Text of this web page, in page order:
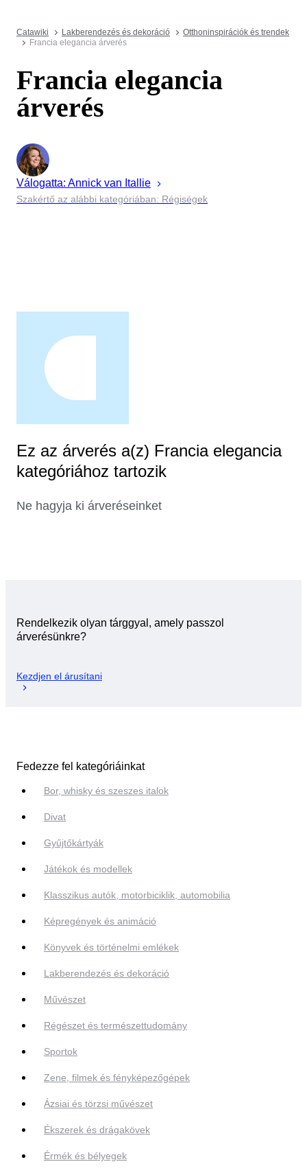
Catawiki Lakberendezés és dekoráció
Otthoninspirációk és trendek
Francia elegancia árverés
Francia elegancia
árverés
Válogatta: Annick van Itallie
Szakértő az alábbi kategóriában: Régiségek
Ez az árverés a(z) Francia elegancia
kategóriához tartozik
Ne hagyja ki árveréseinket
Rendelkezik olyan tárggyal, amely passzol
árverésünkre?
Kezdjen el árusítani
Fedezze fel kategóriáinkat
Bor, whisky és szeszes italok
Divat
Gyűjtőkártyák
Játékok és modellek
Klasszikus autók, motorbiciklik, automobilia
Képregények és animáció
Könyvek és történelmi emlékek
Lakberendezés és dekoráció
Művészet
Régészet és természettudomány
Sportok
Zene, filmek és fényképezőgépek
Ázsiai és törzsi művészet
Ékszerek és drágakövek
Érmék és bélyegek